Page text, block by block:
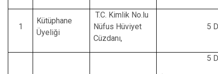
1
Kütüphane
Üyeliği
T.C. Kimlik No.lu
Nüfus Hüviyet
Cüzdanı,
5
5